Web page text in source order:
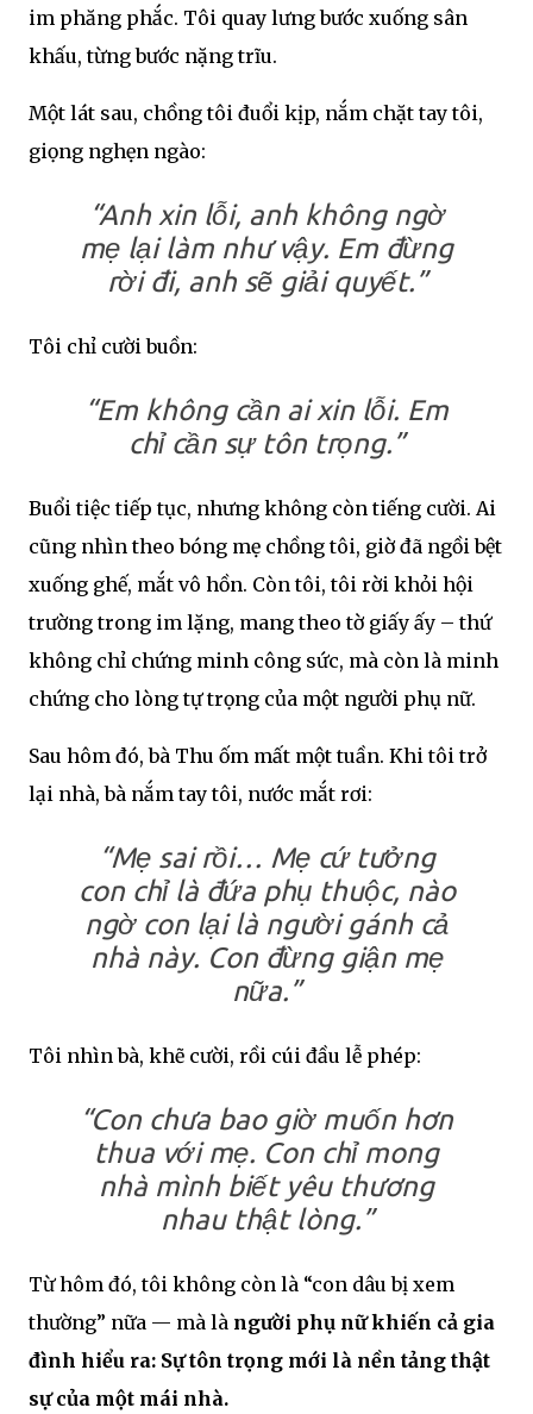
im phăng phắc. Tôi quay lưng bước xuống sân
khấu, từng bước nặng trĩu.
Một lát sau, chồng tôi đuổi kịp, nắm chặt tay tôi,
giọng nghẹn ngào:
“Anh xin lỗi, anh không ngờ
mẹ lại làm như vậy. Em đừng
rời đi, anh sẽ giải quyết.”
Tôi chỉ cười buồn:
“Em không cần ai xin lỗi. Em
chỉ cần sự tôn trọng.”
Buổi tiệc tiếp tục, nhưng không còn tiếng cười. Ai
cũng nhìn theo bóng mẹ chồng tôi, giờ đã ngồi bệt
xuống ghế, mắt vô hồn. Còn tôi, tôi rời khỏi hội
trường trong im lặng, mang theo tờ giấy ấy – thứ
không chỉ chứng minh công sức, mà còn là minh
chứng cho lòng tự trọng của một người phụ nữ.
Sau hôm đó, bà Thu ốm mất một tuần. Khi tôi trở
lại nhà, bà nắm tay tôi, nước mắt rơi:
“Mẹ sai rồi… Mẹ cứ tưởng
con chỉ là đứa phụ thuộc, nào
ngờ con lại là người gánh cả
nhà này. Con đừng giận mẹ
nữa.”
Tôi nhìn bà, khẽ cười, rồi cúi đầu lễ phép:
“Con chưa bao giờ muốn hơn
thua với mẹ. Con chỉ mong
nhà mình biết yêu thương
nhau thật lòng.”
Từ hôm đó, tôi không còn là “con dâu bị xem
thường” nữa — mà là người phụ nữ khiến cả gia
đình hiểu ra: Sự tôn trọng mới là nền tảng thật
sự của một mái nhà.